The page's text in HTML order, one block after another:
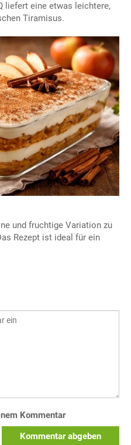
liefert eine etwas leichtere,
Tiramisus.
und fruchtige Variation zu
Rezept ist ideal für ein
Kommentar
Kommentar abgeben